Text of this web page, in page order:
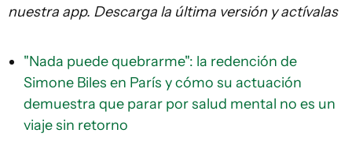
nuestra app. Descarga la última versión y actívalas
"Nada puede quebrarme": la redención de
Simone Biles en París y cómo su actuación
demuestra que parar por salud mental no es un
viaje sin retorno